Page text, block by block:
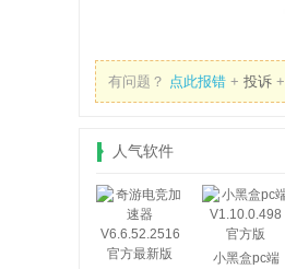
有问题？ 点此报错 + 投诉 +
人气软件
小黑盒pc端